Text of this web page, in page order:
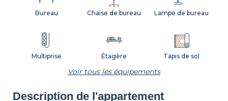
Lampe de bureau
Corbeille à papier
Multiprise
Décorations
Bureau
Étagère Tapis de sol
Chaise de bureau
Voir tous les équipements
Description de l'appartement